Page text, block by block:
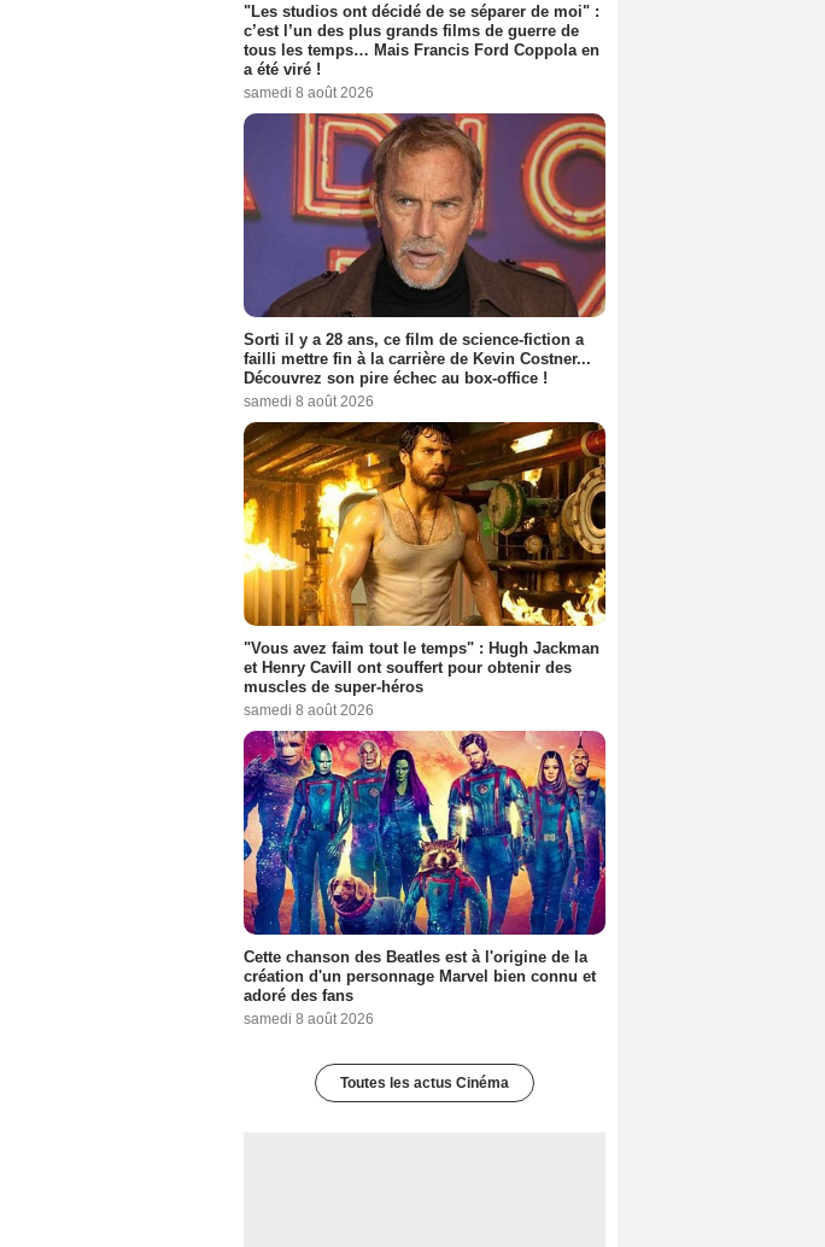
"Les studios ont décidé de se séparer de moi" :
c’est l’un des plus grands films de guerre de
tous les temps… Mais Francis Ford Coppola en
a été viré !
samedi 8 août 2026
Sorti il y a 28 ans, ce film de science-fiction a
failli mettre fin à la carrière de Kevin Costner...
Découvrez son pire échec au box-office !
samedi 8 août 2026
"Vous avez faim tout le temps" : Hugh Jackman
et Henry Cavill ont souffert pour obtenir des
muscles de super-héros
samedi 8 août 2026
Cette chanson des Beatles est à l'origine de la
création d'un personnage Marvel bien connu et
adoré des fans
samedi 8 août 2026
Toutes les actus Cinéma